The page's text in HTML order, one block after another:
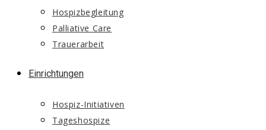
Hospizbegleitung
Palliative Care
Trauerarbeit
Einrichtungen
Hospiz-Initiativen
Tageshospize